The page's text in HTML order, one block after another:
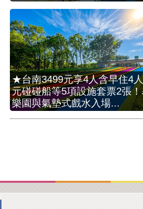
★台南3499元享4人含早住4
元碰碰船等5項設施套票2張
樂園與氣墊式戲水入場...